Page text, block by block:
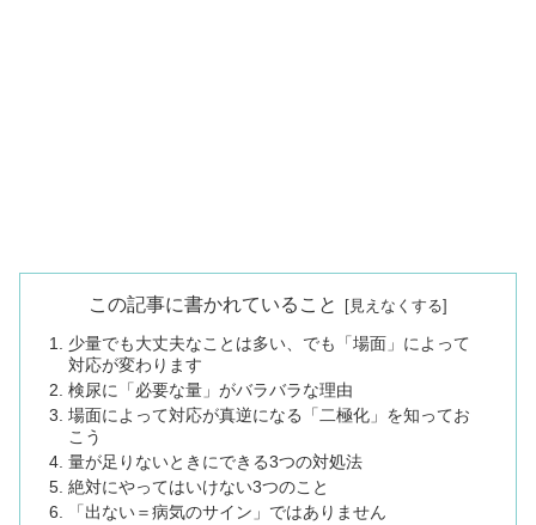
この記事に書かれていること
少量でも大丈夫なことは多い、でも「場面」によって
対応が変わります
検尿に「必要な量」がバラバラな理由
場面によって対応が真逆になる「二極化」を知ってお
こう
量が足りないときにできる3つの対処法
絶対にやってはいけない3つのこと
「出ない＝病気のサイン」ではありません